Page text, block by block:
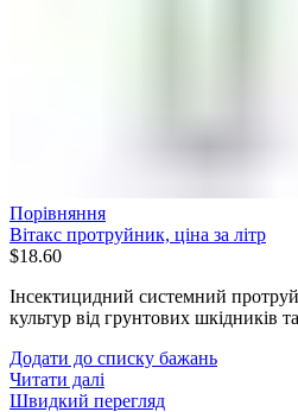
Порівняння
Вітакс протруйник, ціна за літр
$18.60
Інсектицидний системний
культур від грунтових шкідників
Додати до списку бажань
Читати далі
Швидкий перегляд